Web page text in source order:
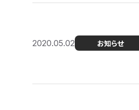
2020.05.02 お知らせ